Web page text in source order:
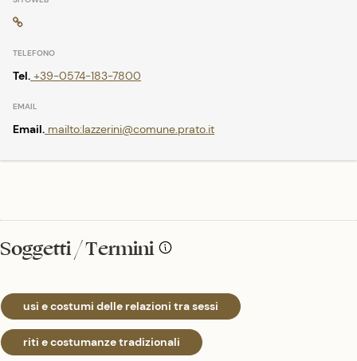
Tel. +39-0574-183-7800
Email. mailto:lazzerini@comune.prato.it
Soggetti / Termini
usi e costumi delle relazioni tra sessi
riti e costumanze tradizionali